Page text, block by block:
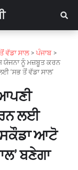
ਵੱਡਾ ਸਾਲ> ਪੰਜਾਬ >
ਯੋਜਨਾ ਨੂੰ ਮਜ਼ਬੂਤ ​​ਕਰਨ
‘ਸਭ ਤੋਂ ਵੱਡਾ ਸਾਲ’
ਲਈ
ਸਕੌਡਾ ਆਟੋ
ਬਣੇਗਾ